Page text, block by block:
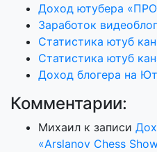
Доход ютубера
Заработок
Статистика ютуб
Статистика ютуб
Доход блогера на
Комментарии:
Михаил к записи
«Arslanov Chess